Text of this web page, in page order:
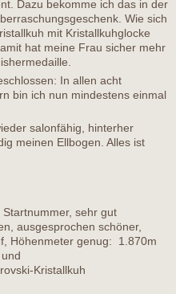
Dazu bekomme ich das in der
Wie sich
mit Kristallkuhglocke
hat meine Frau sicher mehr
In allen acht
bin ich nun mindestens einmal
salonfähig, hinterher
meinen Ellbogen. Alles ist
sehr gut
ausgesprochen schöner,
Höhenmeter genug: 1.870m
Kristallkuh